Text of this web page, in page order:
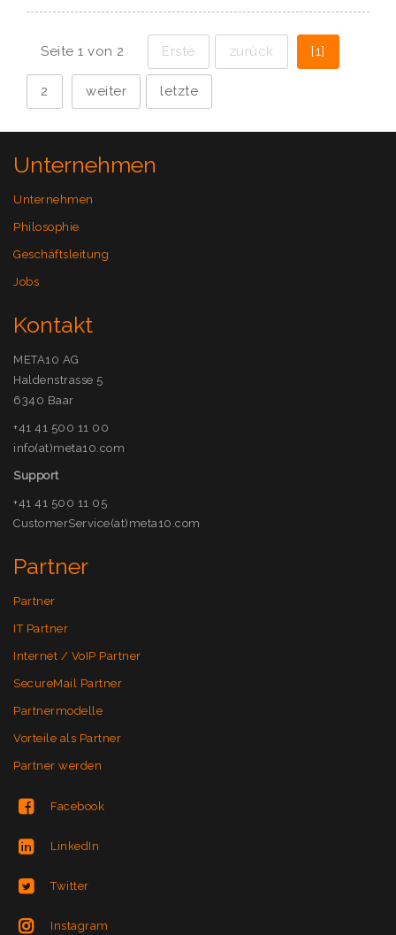
Seite 1 von 2 Erste zurück [1]
2 weiter letzte
Unternehmen
Unternehmen
Philosophie
Geschäftsleitung
Jobs
Kontakt
META10 AG
Haldenstrasse 5
6340 Baar
+41 41 500 11 00
info(at)meta10.com
Support
+41 41 500 11 05
CustomerService(at)meta10.com
Partner
Partner
IT Partner
Internet / VoIP Partner
SecureMail Partner
Partnermodelle
Vorteile als Partner
Partner werden
Facebook
LinkedIn
Twitter
Instagram